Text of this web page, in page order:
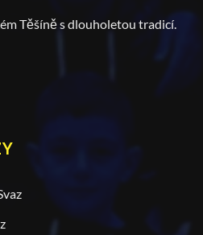
Těšíně s dlouholetou tradicí.